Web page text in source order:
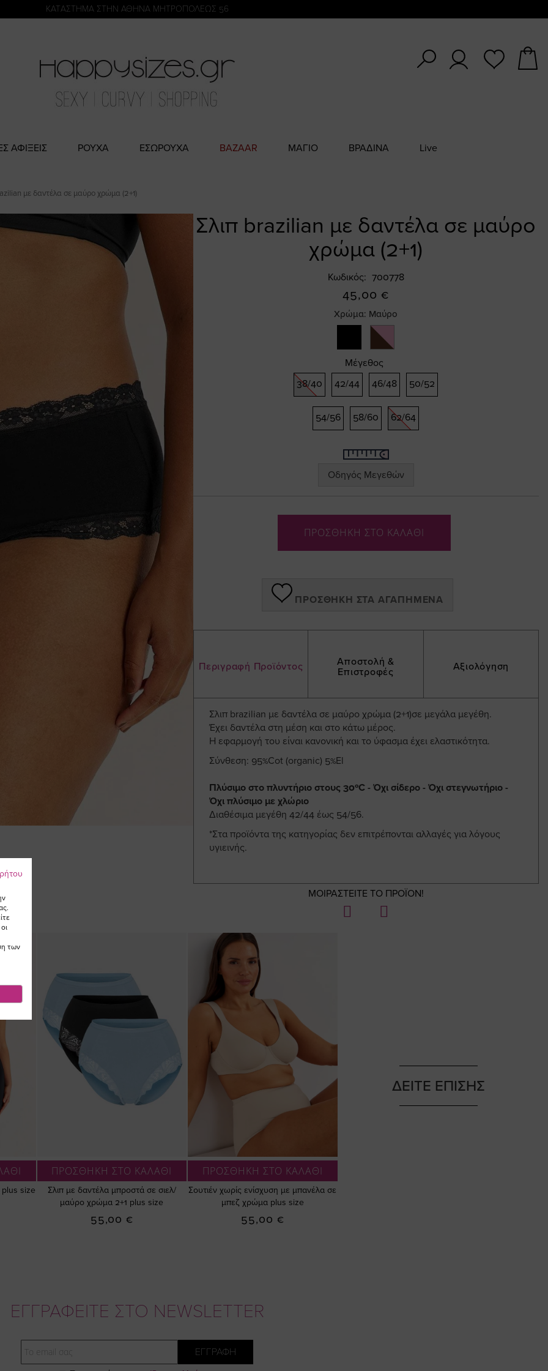
KATΑΣΤΗΜΑ ΣΤΗΝ ΑΘΗΝΑ ΜΗΤΡΟΠΟΛΕΩΣ 56
ΑΦΙΞΕΙΣ ΡΟΥΧΑ ΕΣΩΡΟΥΧΑ BAZAAR ΜΑΓΙΟ ΒΡΑΔΙΝΑ Live
με δαντέλα σε μαύρο χρώμα (2+1)
Σλιπ brazilian με δαντέλα σε μαύρο
χρώμα (2+1)
Κωδικός 700778
45,00 €
Χρώμα: Μαύρο
Μέγεθος
38/40
42/44 46/48 50/52
54/56 58/60 62/64
Οδηγός Μεγεθών
ΠΡΟΣΘΗΚΗ ΣΤΟ ΚΑΛΑΘΙ
ΠΡΟΣΘΉΚΗ ΣΤΑ ΑΓΑΠΗΜΈΝΑ
Περιγραφή Προϊόντος
Αποστολή &
Επιστροφές
Αξιολόγηση
Σλιπ brazilian με δαντέλα σε μαύρο χρώμα (2+1)σε μεγάλα μεγέθη.
Έχει δαντέλα στη μέση και στο κάτω μέρος.
Η εφαρμογή του είναι κανονική και το ύφασμα έχει ελαστικότητα.
Σύνθεση: 95%Cot (organic) 5%El
Πλύσιμο στο πλυντήριο στους 30ºC - Όχι σίδερο - Όχι στεγνωτήριο -
Όχι πλύσιμο με χλώριο
Διαθέσιμα μεγέθη 42/44 έως 54/56.
*Στα προϊόντα της κατηγορίας δεν επιτρέπονται αλλαγές για λόγους
υγιεινής.
ΜΟΙΡΑΣΤΕΙΤΕ ΤΟ ΠΡΟΪΟΝ!
size
ΠΡΟΣΘΗΚΗ ΣΤΟ ΚΑΛΑΘΙ
Σλιπ με δαντέλα μπροστά σε σιελ/
μαύρο χρώμα 2+1 plus size
55,00 €
ΠΡΟΣΘΗΚΗ ΣΤΟ ΚΑΛΑΘΙ
Σουτιέν χωρίς ενίσχυση με μπανέλα σε
μπεζ χρώμα plus size
55,00 €
ΔΕΙΤΕ ΕΠΙΣΗΣ
ΕΓΓΡΑΦΕΙΤΕ ΣΤΟ NEWSLETTER
ΕΓΓΡΑΦΗ
των